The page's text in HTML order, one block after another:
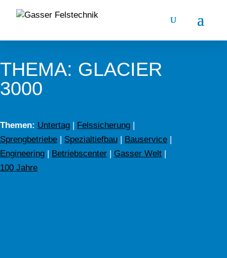
THEMA: GLACIER
3000
Themen: Untertag | Felssicherung |
Sprengbetriebe | Spezialtiefbau | Bauservice |
Engineering | Betriebscenter | Gasser Welt |
100 Jahre